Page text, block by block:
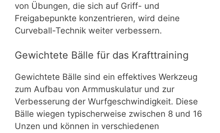
von Übungen, die sich auf Griff- und
Freigabepunkte konzentrieren, wird deine
Curveball-Technik weiter verbessern.
Gewichtete Bälle für das Krafttraining
Gewichtete Bälle sind ein effektives Werkzeug
zum Aufbau von Armmuskulatur und zur
Verbesserung der Wurfgeschwindigkeit. Diese
Bälle wiegen typischerweise zwischen 8 und 16
Unzen und können in verschiedenen